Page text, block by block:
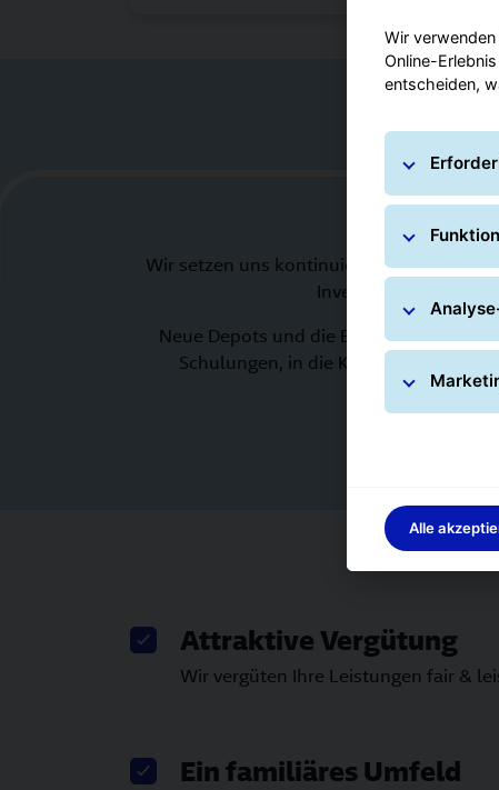
Wir setzen uns kontinuierlich für eine
Investitionen in
Neue Depots und die Erweiterung und
Schulungen, in die Kommunikation
Attraktive Vergütung
Wir vergüten Ihre Leistungen fair &
Ein familiäres Umfeld
Wir
Online-
entscheiden,
Alle